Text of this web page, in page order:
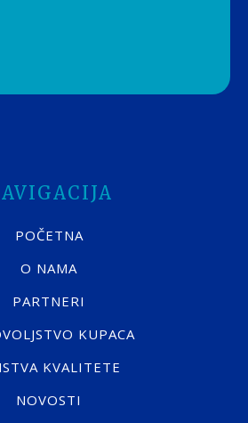
POČETNA
O NAMA
PARTNERI
KUPACA
KVALITETE
NOVOSTI